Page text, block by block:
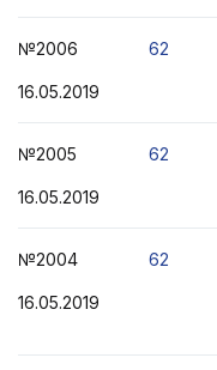
№2006
16.05.2019
62
№2005
16.05.2019
62
№2004
16.05.2019
62